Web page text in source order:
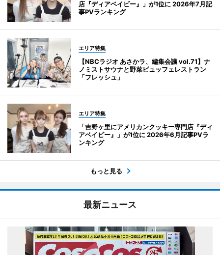
店『ディアベイビー』」が1位に 2026年7月記
事PVランキング
エリア特集
【NBCラジオ あさかラ、編集会議 vol.71】ナ
ノミストサウナと野菜ビュッフェレストラン
「フレッシュ」
エリア特集
「吉野ヶ里にアメリカンクッキー専門店『ディ
アベイビー』」が1位に 2026年6月記事PVラ
ンキング
もっと見る
最新ニュース